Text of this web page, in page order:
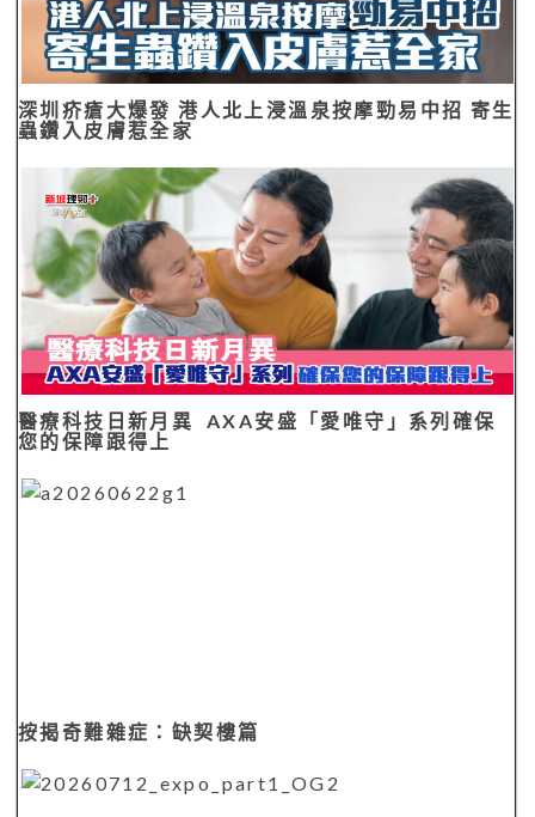
深圳疥瘡大爆發 港人北上浸溫泉按摩勁易中招 寄生
蟲鑽入皮膚惹全家
醫療科技日新月異 AXA安盛「愛唯守」系列確保
您的保障跟得上
按揭奇難雜症：缺契樓篇